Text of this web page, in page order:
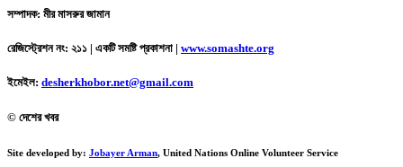
সম্পাদক: মীর মাসরুর জামান
রেজিস্ট্রেশন নং: ২১১ | একটি সমষ্টি প্রকাশনা | www.somashte.org
ইমেইল: desherkhobor.net@gmail.com
© দেশের খবর
Site developed by: Jobayer Arman, United Nations Online Volunteer Service